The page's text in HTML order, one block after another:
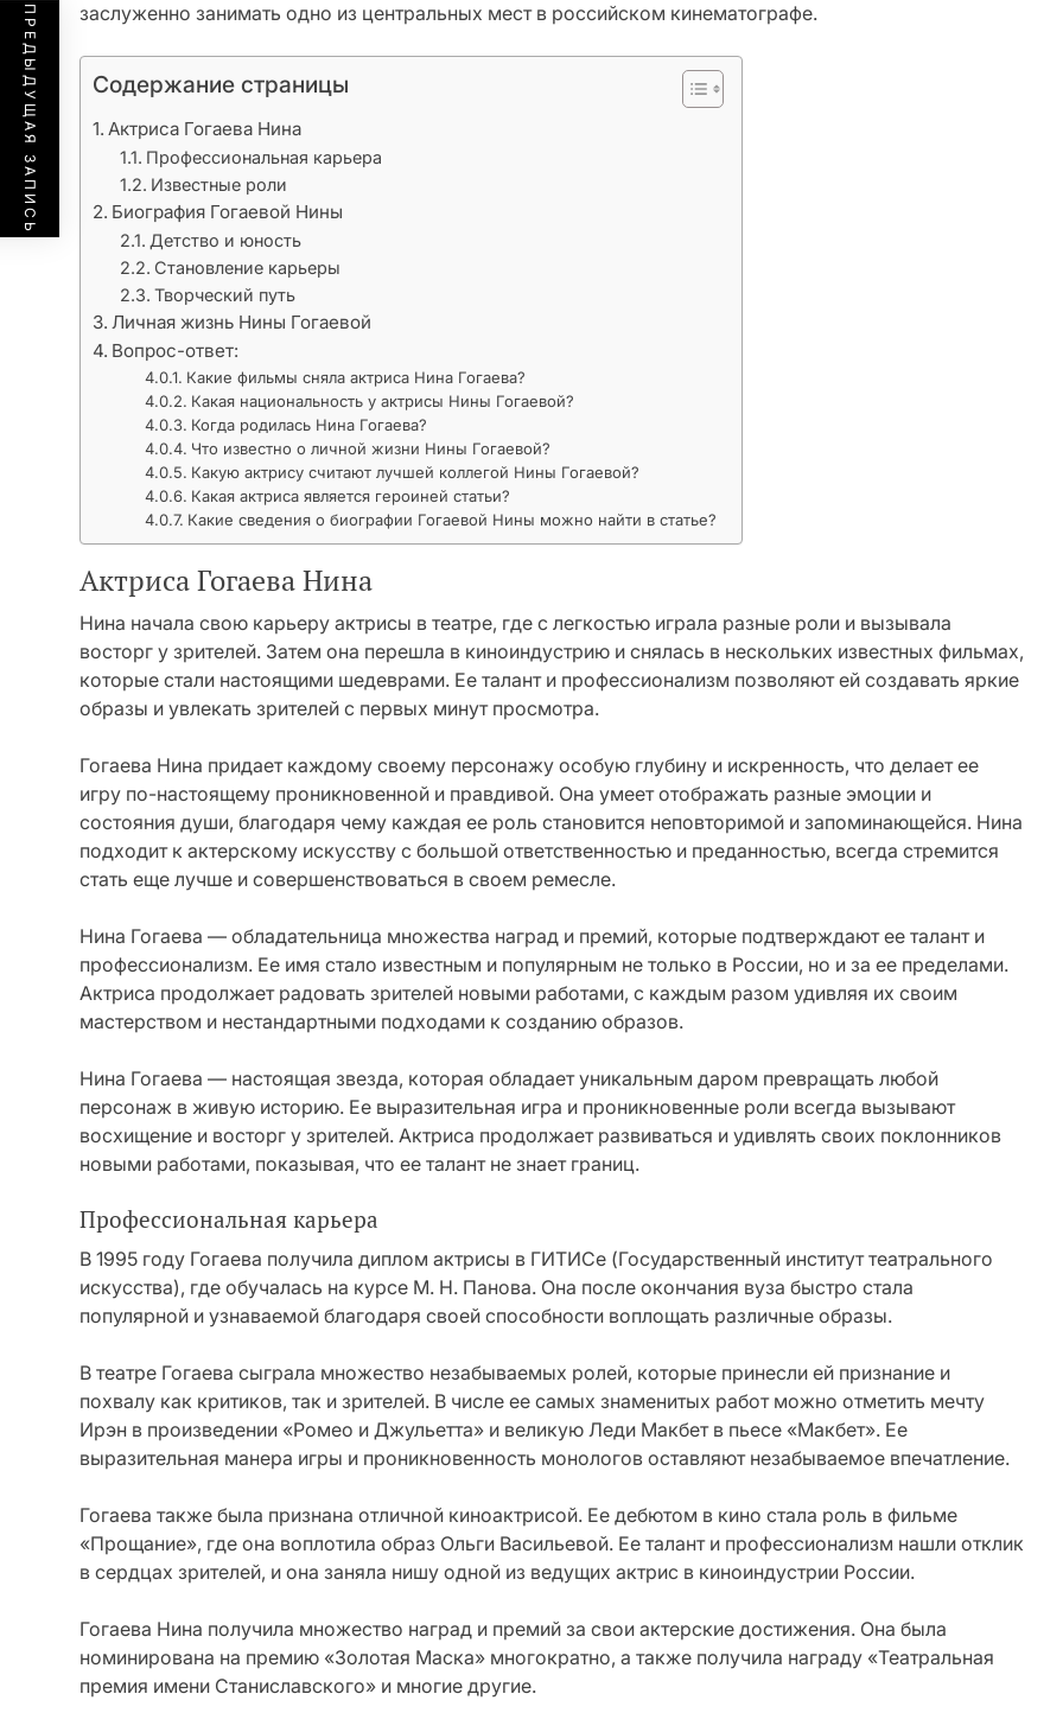
заслуженно занимать одно из центральных мест в российском кинематографе.
Содержание страницы
Актриса Гогаева Нина
Профессиональная карьера
Известные роли
Биография Гогаевой Нины
Детство и юность
Становление карьеры
Творческий путь
Личная жизнь Нины Гогаевой
Вопрос-ответ:
Какие фильмы сняла актриса Нина Гогаева?
Какая национальность у актрисы Нины Гогаевой?
Когда родилась Нина Гогаева?
Что известно о личной жизни Нины Гогаевой?
Какую актрису считают лучшей коллегой Нины Гогаевой?
Какая актриса является героиней статьи?
Какие сведения о биографии Гогаевой Нины можно найти в статье?
Актриса Гогаева Нина
Нина начала свою карьеру актрисы в театре, где с легкостью играла разные роли и вызывала
восторг у зрителей. Затем она перешла в киноиндустрию и снялась в нескольких известных фильмах,
которые стали настоящими шедеврами. Ее талант и профессионализм позволяют ей создавать яркие
образы и увлекать зрителей с первых минут просмотра.
Гогаева Нина придает каждому своему персонажу особую глубину и искренность, что делает ее
игру по-настоящему проникновенной и правдивой. Она умеет отображать разные эмоции и
состояния души, благодаря чему каждая ее роль становится неповторимой и запоминающейся. Нина
подходит к актерскому искусству с большой ответственностью и преданностью, всегда стремится
стать еще лучше и совершенствоваться в своем ремесле.
Нина Гогаева — обладательница множества наград и премий, которые подтверждают ее талант и
профессионализм. Ее имя стало известным и популярным не только в России, но и за ее пределами.
Актриса продолжает радовать зрителей новыми работами, с каждым разом удивляя их своим
мастерством и нестандартными подходами к созданию образов.
Нина Гогаева — настоящая звезда, которая обладает уникальным даром превращать любой
персонаж в живую историю. Ее выразительная игра и проникновенные роли всегда вызывают
восхищение и восторг у зрителей. Актриса продолжает развиваться и удивлять своих поклонников
новыми работами, показывая, что ее талант не знает границ.
Профессиональная карьера
В 1995 году Гогаева получила диплом актрисы в ГИТИСе (Государственный институт театрального
искусства), где обучалась на курсе М. Н. Панова. Она после окончания вуза быстро стала
популярной и узнаваемой благодаря своей способности воплощать различные образы.
В театре Гогаева сыграла множество незабываемых ролей, которые принесли ей признание и
похвалу как критиков, так и зрителей. В числе ее самых знаменитых работ можно отметить мечту
Ирэн в произведении «Ромео и Джульетта» и великую Леди Макбет в пьесе «Макбет». Ее
выразительная манера игры и проникновенность монологов оставляют незабываемое впечатление.
Гогаева также была признана отличной киноактрисой. Ее дебютом в кино стала роль в фильме
«Прощание», где она воплотила образ Ольги Васильевой. Ее талант и профессионализм нашли отклик
в сердцах зрителей, и она заняла нишу одной из ведущих актрис в киноиндустрии России.
Гогаева Нина получила множество наград и премий за свои актерские достижения. Она была
номинирована на премию «Золотая Маска» многократно, а также получила награду «Театральная
премия имени Станиславского» и многие другие.
ПРЕДЫДУЩАЯ ЗАПИСЬ